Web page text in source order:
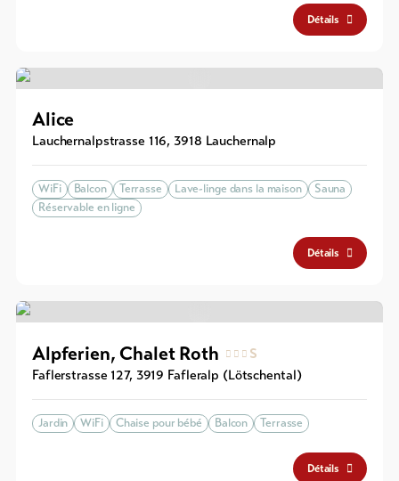
Détails
Alice
Lauchernalpstrasse 116, 3918 Lauchernalp
WiFi Balcon Terrasse Lave-linge dans la maison
Sauna
Réservable en ligne
Détails
Alpferien, Chalet Roth
S
Faflerstrasse 127, 3919 Fafleralp (Lötschental)
Jardin WiFi Chaise pour bébé Balcon Terrasse
Détails